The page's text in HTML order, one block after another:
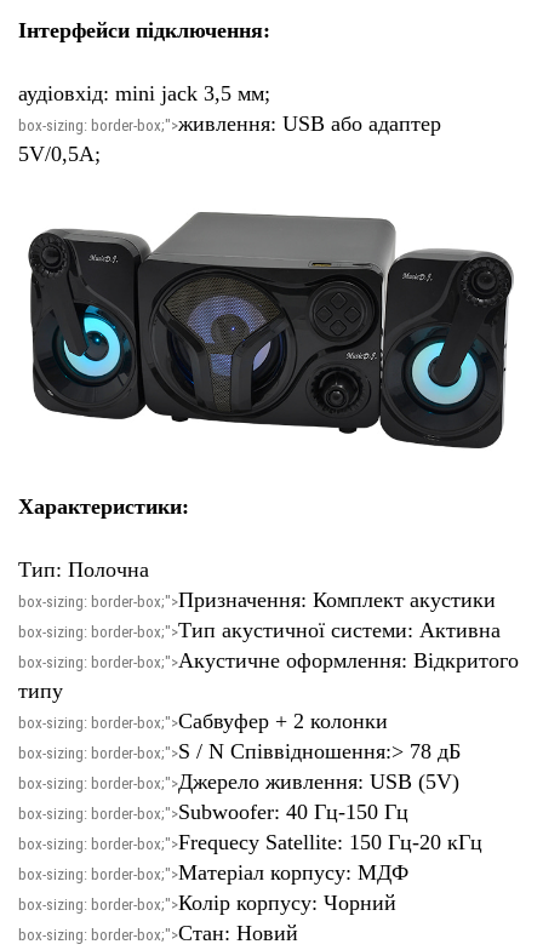
Інтерфейси підключення:
аудіовхід: mini jack 3,5 мм;
box-sizing: border-box;">живлення: USB або адаптер
5V/0,5A;
Характеристики:
Тип: Полочна
box-sizing: border-box;">Призначення: Комплект акустики
box-sizing: border-box;">Тип акустичної системи: Активна
box-sizing: border-box;">Акустичне оформлення: Відкритого
типу
box-sizing: border-box;">Сабвуфер + 2 колонки
box-sizing: border-box;">S / N Співвідношення:> 78 дБ
box-sizing: border-box;">Джерело живлення: USB (5V)
box-sizing: border-box;">Subwoofer: 40 Гц-150 Гц
box-sizing: border-box;">Frequecy Satellite: 150 Гц-20 кГц
box-sizing: border-box;">Матеріал корпусу: МДФ
box-sizing: border-box;">Колір корпусу: Чорний
box-sizing: border-box;">Стан: Новий